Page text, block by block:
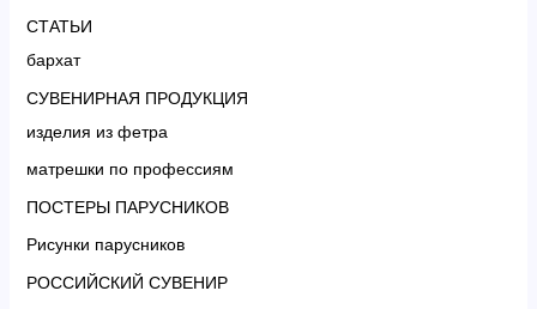
СТАТЬИ
бархат
СУВЕНИРНАЯ ПРОДУКЦИЯ
изделия из фетра
матрешки по профессиям
ПОСТЕРЫ ПАРУСНИКОВ
Рисунки парусников
РОССИЙСКИЙ СУВЕНИР